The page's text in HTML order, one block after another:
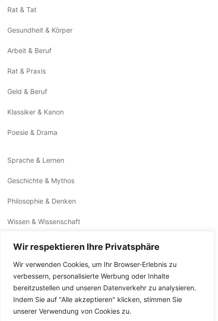
Wir respektieren Ihre Privatsphäre
Wir verwenden Cookies, um Ihr Browser-Erlebnis zu
verbessern, personalisierte Werbung oder Inhalte
bereitzustellen und unseren Datenverkehr zu analysieren.
Indem Sie auf "Alle akzeptieren" klicken, stimmen Sie
unserer Verwendung von Cookies zu.
Rat & Tat
Gesundheit & Körper
Arbeit & Beruf
Rat & Praxis
Geld & Beruf
Klassiker & Kanon
Poesie & Drama
Sprache & Lernen
Geschichte & Mythos
Philosophie & Denken
Wissen & Wissenschaft
Technik & Zukunft
Gesundheit & Balance
Glaube & Sinn
Natur & Welt